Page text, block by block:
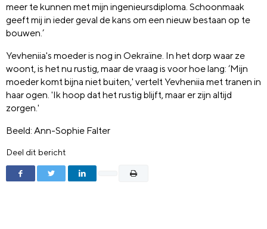
meer te kunnen met mijn ingenieursdiploma. Schoonmaak
geeft mij in ieder geval de kans om een nieuw bestaan op te
bouwen.’
Yevheniia's moeder is nog in Oekraïne. In het dorp waar ze
woont, is het nu rustig, maar de vraag is voor hoe lang: ‘Mijn
moeder komt bijna niet buiten,' vertelt Yevheniia met tranen in
haar ogen. 'Ik hoop dat het rustig blijft, maar er zijn altijd
zorgen.'
Beeld: Ann-Sophie Falter
Deel dit bericht